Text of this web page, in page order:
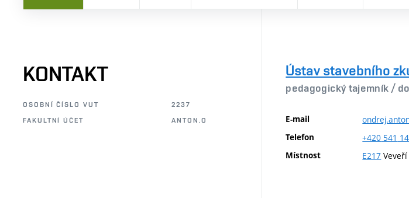
KONTAKT
OSOBNÍ ČÍSLO VUT
2237
FAKULTNÍ ÚČET
ANTON.O
Ústav stavebního
pedagogický tajemník /
E-mail
Telefon +420 541
Místnost E217